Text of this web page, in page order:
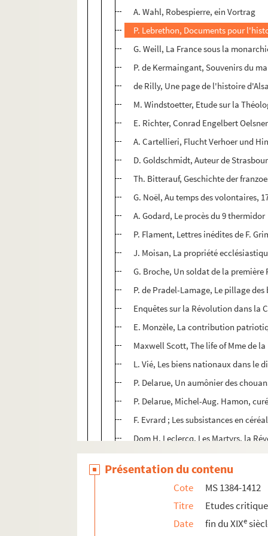
A. Wahl, Robespierre, ein Vortrag
P. Lebrethon, Documents pour
G. Weill, La France sous la
P. de Kermaingant, Souvenirs du
de Rilly, Une page de l'histoire
M. Windstoetter, Etude sur la
E. Richter, Conrad Engelbert
A. Cartellieri, Flucht Verhoer und
D. Goldschmidt, Auteur de
Th. Bitterauf, Geschichte der
G. Noël, Au temps des volontaires,
A. Godard, Le procès du 9 thermidor
P. Flament, Lettres inédites de F.
J. Moisan, La propriété
G. Broche, Un soldat de la première
P. de Pradel-Lamage, Le pillage
Enquêtes sur la Révolution dans la
E. Monzèle, La contribution
Maxwell Scott, The life of Mme de
L. Vié, Les biens nationaux dans le
P. Delarue, Un aumônier des
P. Delarue, Michel-Aug. Hamon,
F. Evrard ; Les subsistances en
Dom H. Leclercq, Les Martyrs, la
F. Vermale, La franc-maçonnerie
Osmont et Provins, La légende de
H. BLoch, Die Staufischen Kaiser
W. Thenius, Die Anfaenge des
W. Thum, Die Rekrutierung der
Présentation du contenu
Cote
MS 1384-1412
Titre
Etudes
Date
fin du XIXe